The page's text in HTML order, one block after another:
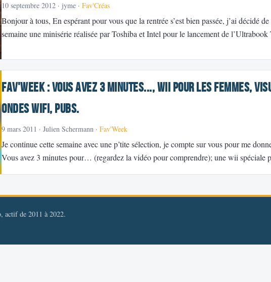
10 septembre 2012 · jyme · Fav'Créas
Bonjour à tous, En espérant pour vous que la rentrée s’est bien passée, j’ai décidé
semaine une minisérie réalisée par Toshiba et Intel pour le lancement de
Fav'Week : Vous avez 3 minutes..., Wii pour les femmes,
ondes wifi, pubs.
9 mars 2011 · Julien Schermann · Fav'Week
Je continue cette semaine avec une p’tite sélection, je compte sur vous pour me
Vous avez 3 minutes pour… (regardez la vidéo pour comprendre); une wii
actif de 2011 à 2022.